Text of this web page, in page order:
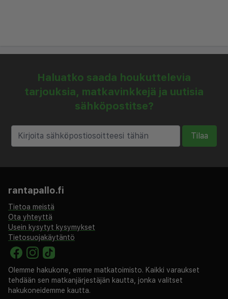
Haluatko saada houkuttelevia
tarjouksia, matkavinkkejä ja uutisia
sähköpostitse?
Tilaa
rantapallo.fi
Tietoa meistä
Ota yhteyttä
Usein kysytyt kysymykset
Tietosuojakäytäntö
Olemme hakukone, emme matkatoimisto. Kaikki varaukset
tehdään sen matkanjärjestäjän kautta, jonka valitset
hakukoneidemme kautta.